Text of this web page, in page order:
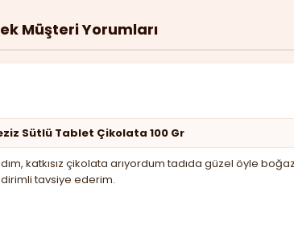
Müşteri Yorumları
Sütlü Tablet Çikolata 100 Gr
katkısız çikolata arıyordum tadıda güzel öyle
tavsiye ederim.